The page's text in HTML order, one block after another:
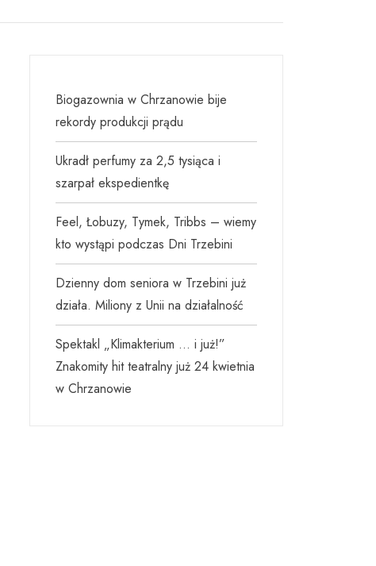
Biogazownia w Chrzanowie bije
rekordy produkcji prądu
Ukradł perfumy za 2,5 tysiąca i
szarpał ekspedientkę
Feel, Łobuzy, Tymek, Tribbs – wiemy
kto wystąpi podczas Dni Trzebini
Dzienny dom seniora w Trzebini już
działa. Miliony z Unii na działalność
Spektakl „Klimakterium … i już!”
Znakomity hit teatralny już 24 kwietnia
w Chrzanowie